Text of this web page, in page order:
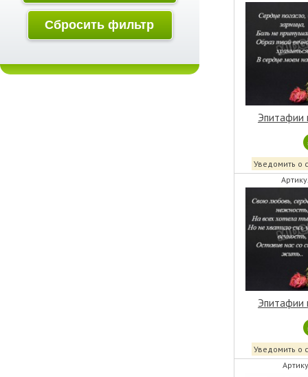
Сбросить фильтр
Эпитафии
Уведомить о
Эпитафии
Уведомить о